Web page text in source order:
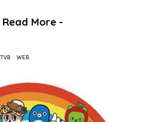
Read More -
TVB WEB